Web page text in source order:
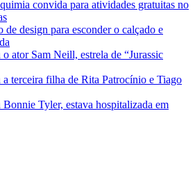
convida para atividades gratuitas no
de design para esconder o calçado e
ator Sam Neill, estrela de “Jurassic
a terceira filha de Rita Patrocínio e Tiago
Tyler, estava hospitalizada em